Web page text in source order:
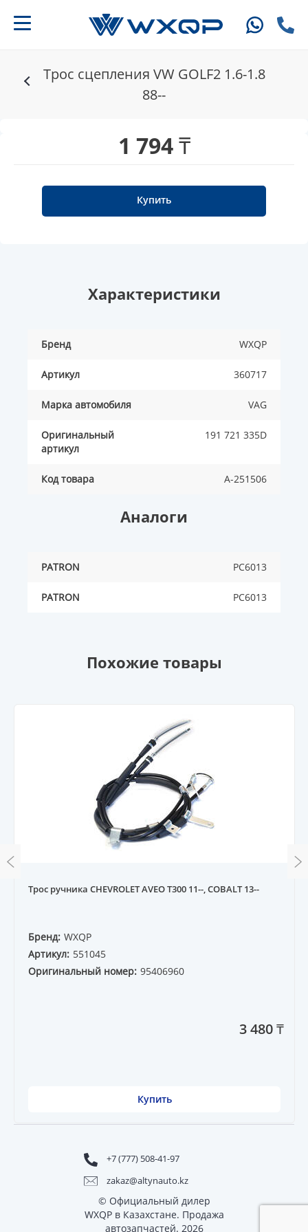
Трос сцепления VW GOLF2 1.6-1.8
88--
1 794 ₸
Купить
Характеристики
Бренд WXQP
Артикул 360717
Марка автомобиля VAG
Оригинальный
артикул
191 721 335D
Код товара A-251506
Аналоги
PATRON PC6013
PATRON PC6013
Похожие товары
Трос ручника CHEVROLET AVEO T300 11--, COBALT 13--
Бренд: WXQP
Артикул: 551045
Оригинальный номер: 95406960
3 480 ₸
Купить
+7 (777) 508-41-97
zakaz@altynauto.kz
© Официальный дилер
WXQP в Казахстане. Продажа
автозапчастей. 2026